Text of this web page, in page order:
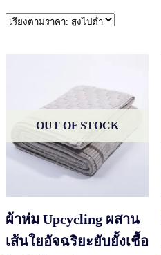
price:
high
OUT OF STOCK
ผ้าห่ม Upcycling ผสาน
เส้นใยอัจฉริยะยับยั้งเชื้อ